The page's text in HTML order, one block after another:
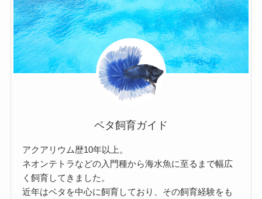
ベタ飼育ガイド
アクアリウム歴10年以上。
ネオンテトラなどの入門種から海水魚に至るまで幅広
く飼育してきました。
近年はベタを中心に飼育しており、その飼育経験をも